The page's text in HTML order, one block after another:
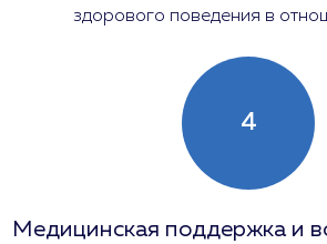
здорового поведения в
4
Медицинская поддержка и